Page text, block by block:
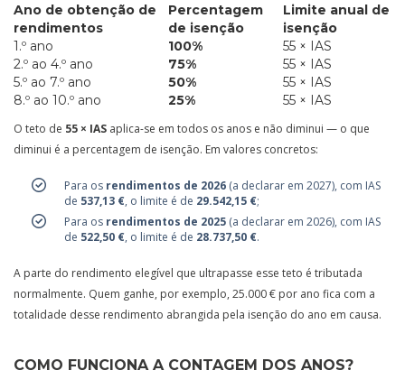
Ano de obtenção de
rendimentos
Percentagem
de isenção
Limite anual de
isenção
1.º ano
100%
55 × IAS
2.º ao 4.º ano
75%
55 × IAS
5.º ao 7.º ano
50%
55 × IAS
8.º ao 10.º ano
25% 55 × IAS
O teto de 55 × IAS aplica-se em todos os anos e não diminui — o que
diminui é a percentagem de isenção. Em valores concretos:
Para os rendimentos de 2026 (a declarar em 2027), com IAS
de 537,13 €, o limite é de 29.542,15 €;
Para os rendimentos de 2025 (a declarar em 2026), com IAS
de 522,50 €, o limite é de 28.737,50 €.
A parte do rendimento elegível que ultrapasse esse teto é tributada
normalmente. Quem ganhe, por exemplo, 25.000 € por ano fica com a
totalidade desse rendimento abrangida pela isenção do ano em causa.
COMO FUNCIONA A CONTAGEM DOS ANOS?